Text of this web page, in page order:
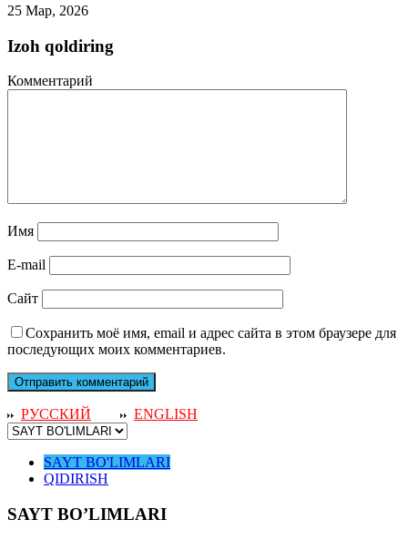
25 Мар, 2026
Izoh qoldiring
Комментарий
Имя
E-mail
Сайт
Сохранить моё имя, email и адрес сайта в этом браузере для
последующих моих комментариев.
РУССКИЙ ENGLISH
SAYT BO'LIMLARI
QIDIRISH
SAYT BO’LIMLARI